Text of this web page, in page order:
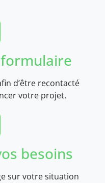
d’être recontacté
votre projet.
besoins
sur votre situation